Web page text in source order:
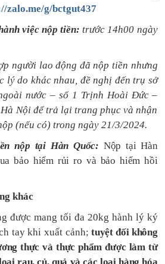
zalo.me/g/bctgut437
việc nộp tiền: trước 14h00 ngày
lao động đã nộp tiền nhưng
lý do khác nhau, đề nghị đến trụ sở
nước – số 1 Trịnh Hoài Đức –
Nội để trả lại trang phục và nhận
(nếu có) trong ngày 21/3/2024.
nộp tại Hàn Quốc: Nộp tại Hàn
bảo hiểm rủi ro và bảo hiểm hồi
khác
được mang tối đa 20kg hành lý ký
tay khi xuất cảnh; tuyệt đối không
thực và thực phẩm được làm từ